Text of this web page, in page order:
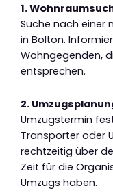
1.
Suche nach einer
in Bolton.
Wohngegenden,
entsprechen.
2.
Umzugstermin
Transporter oder
rechtzeitig über
Zeit für die
Umzugs haben.